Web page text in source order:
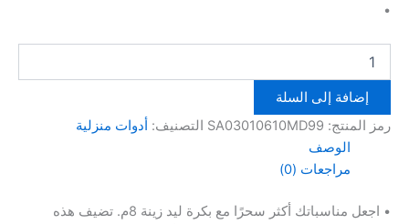
•
بكرة
8م
إضافة إلى السلة
رمز المنتج: SA03010610MD99 التصنيف: أدوات منزلية
الوصف
مراجعات (0)
• اجعل مناسباتك أكثر سحرًا مع بكرة ليد زينة 8م. تضيف هذه